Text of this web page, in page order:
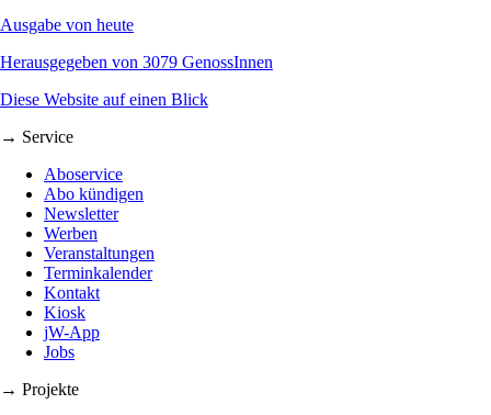
Ausgabe von heute
Herausgegeben von 3079 GenossInnen
Diese Website auf einen Blick
→ Service
Aboservice
Abo kündigen
Newsletter
Werben
Veranstaltungen
Terminkalender
Kontakt
Kiosk
jW-App
Jobs
→ Projekte